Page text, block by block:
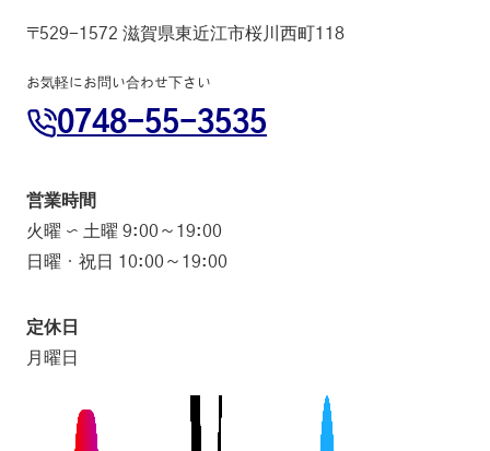
〒529-1572 滋賀県東近江市桜川西町118
お気軽にお問い合わせ下さい
0748-55-3535
営業時間
火曜 〜 土曜 9:00～19:00
日曜・祝日 10:00～19:00
定休日
月曜日